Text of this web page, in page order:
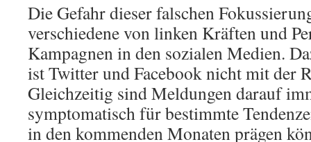
Die Gefahr dieser falschen
verschiedene von linken Kräften und
Kampagnen in den sozialen Medien.
ist Twitter und Facebook nicht mit der
Gleichzeitig sind Meldungen darauf
symptomatisch für bestimmte
in den kommenden Monaten prägen